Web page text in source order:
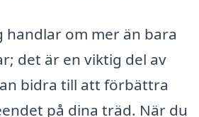
handlar om mer än bara
det är en viktig del av
bidra till att förbättra
på dina träd. När du